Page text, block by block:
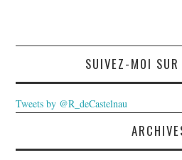
SUIVEZ-MOI
Tweets by @R_deCastelnau